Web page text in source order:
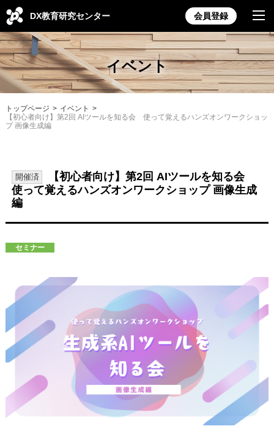
DX教育研究センター 会員登録
イベント
トップページ
イベント
【初心者向け】第2回 AIツールを知る会 使って覚えるハンズオンワークショッ
プ 画像生成編
開催済
【初心者向け】第2回 AIツールを知る会
使って覚えるハンズオンワークショップ 画像生成
編
セミナー